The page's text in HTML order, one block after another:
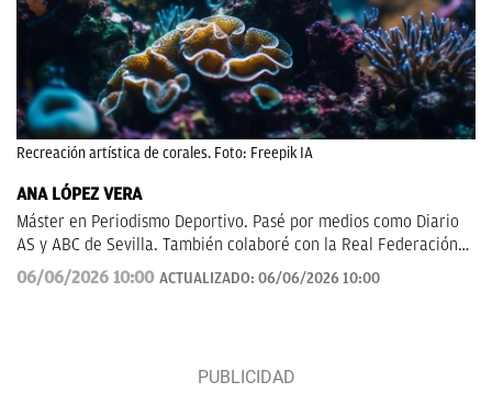
Recreación artística de corales. Foto: Freepik IA
ANA LÓPEZ VERA
Máster en Periodismo Deportivo. Pasé por medios como Diario
AS y ABC de Sevilla. También colaboré con la Real Federación
de Fútbol Andaluza.
06/06/2026 10:00 ACTUALIZADO: 06/06/2026 10:00